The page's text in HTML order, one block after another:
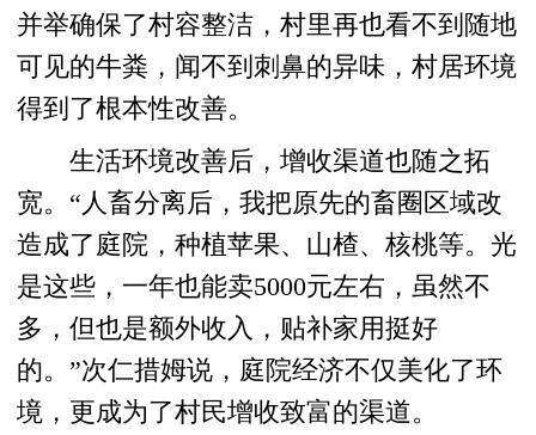
并举确保了村容整洁，村里再也看不到随地
可见的牛粪，闻不到刺鼻的异味，村居环境
得到了根本性改善。
生活环境改善后，增收渠道也随之拓
宽。“人畜分离后，我把原先的畜圈区域改
造成了庭院，种植苹果、山楂、核桃等。光
是这些，一年也能卖5000元左右，虽然不
多，但也是额外收入，贴补家用挺好
的。”次仁措姆说，庭院经济不仅美化了环
境，更成为了村民增收致富的渠道。